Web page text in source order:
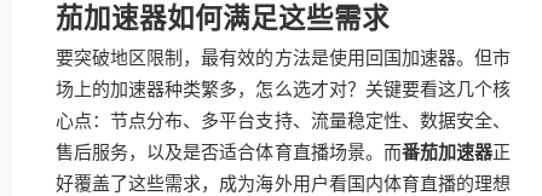
茄加速器如何满足这些需求
要突破地区限制，最有效的方法是使用回国加速器。但市
场上的加速器种类繁多，怎么选才对？关键要看这几个核
心点：节点分布、多平台支持、流量稳定性、数据安全、
售后服务，以及是否适合体育直播场景。而番茄加速器正
好覆盖了这些需求，成为海外用户看国内体育直播的理想